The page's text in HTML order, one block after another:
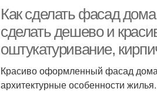
Как сделать фасад
сделать дешево и
оштукатуривание,
Красиво оформленный фасад дома
архитектурные особенности жилья.